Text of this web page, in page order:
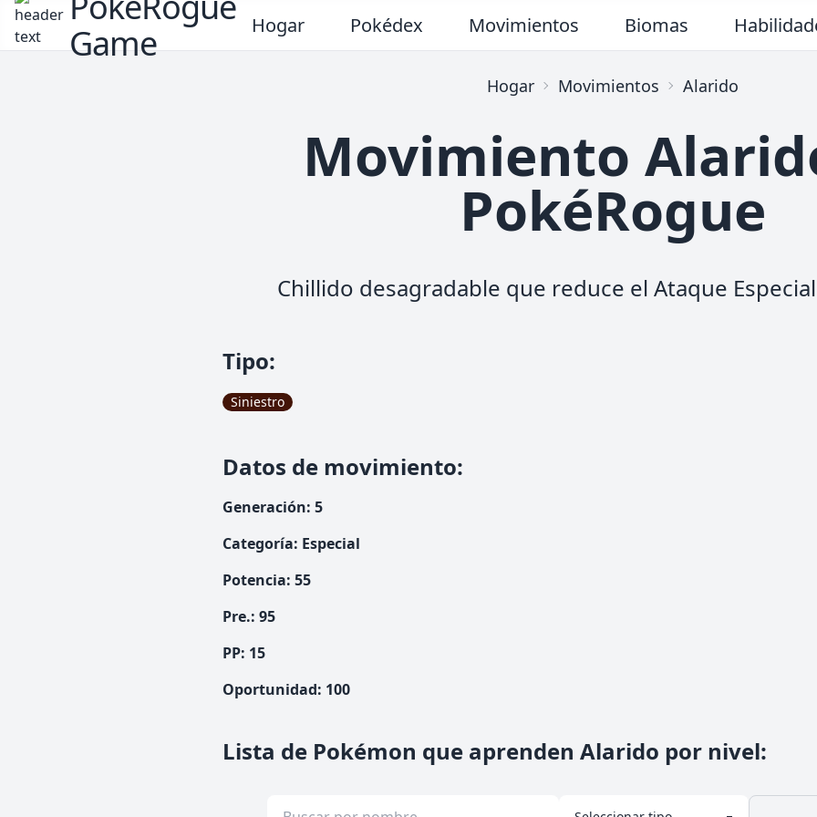
Game
Hogar Pokédex Movimientos Biomas
Hogar Movimientos Alarido
Movimiento
PokéRogue
Chillido desagradable que reduce el Ataque
Tipo:
Siniestro
Datos de movimiento:
Generación: 5
Categoría: Especial
Potencia: 55
Pre.: 95
PP: 15
Oportunidad: 100
Lista de Pokémon que aprenden Alarido por nivel: